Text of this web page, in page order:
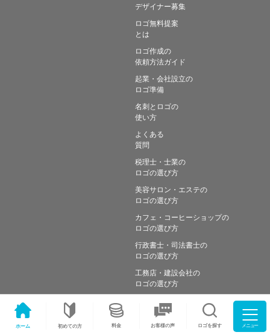
ホーム 初めての方 料金 お客様の声 ロゴを探す メニュー
デザイナー募集
ロゴ無料提案
とは
ロゴ作成の
依頼方法ガイド
起業・会社設立の
ロゴ準備
名刺とロゴの
使い方
よくある
質問
税理士・士業の
ロゴの選び方
美容サロン・エステの
ロゴの選び方
カフェ・コーヒーショップの
ロゴの選び方
行政書士・司法書士の
ロゴの選び方
工務店・建設会社の
ロゴの選び方
Copyright © Simple works Inc. All Rights Reserved.